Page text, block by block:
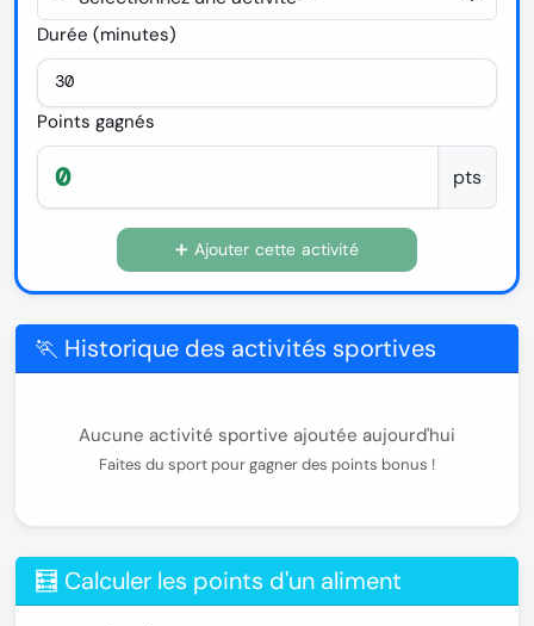
Durée (minutes)
Points gagnés
pts
➕ Ajouter cette activité
🏃 Historique des activités sportives
Aucune activité sportive ajoutée aujourd'hui
Faites du sport pour gagner des points bonus !
🧮 Calculer les points d'un aliment